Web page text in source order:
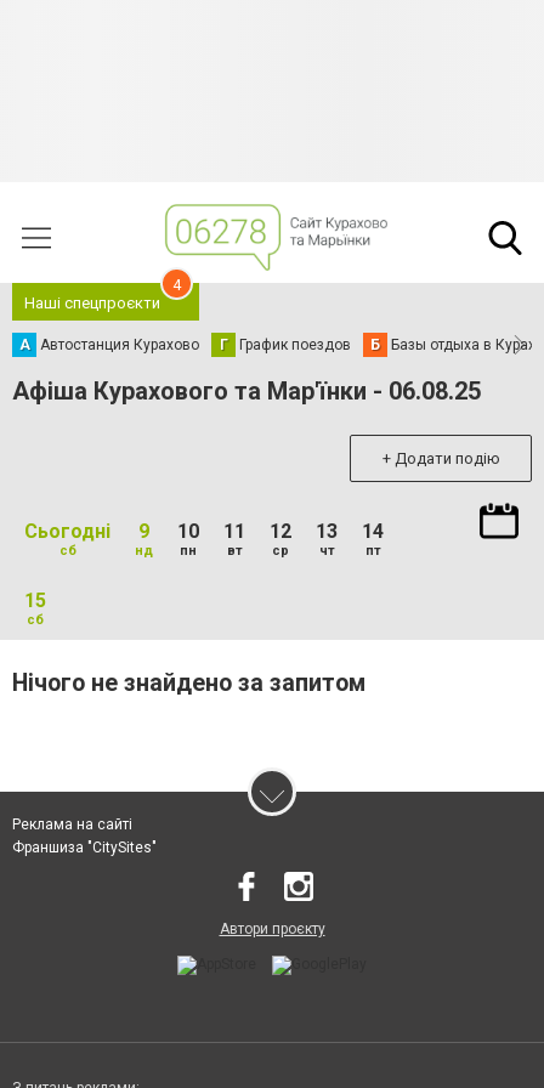
Наші спецпроєкти
4
А Автостанция Курахово Г График поездов Б Базы отдыха в
Афіша Курахового та Мар'їнки - 06.08.25
+ Додати подію
Сьогодні
сб
9
нд
10
пн
11
вт
12
ср
13
чт
14
пт
15
сб
Нічого не знайдено за запитом
Реклама на сайті
Франшиза "CitySites"
Автори проєкту